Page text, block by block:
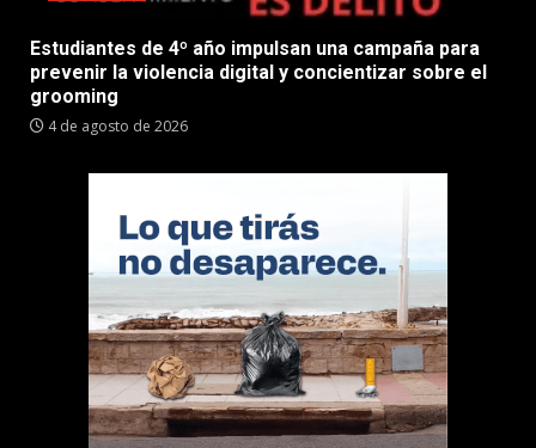
Estudiantes de 4º año impulsan una campaña para
prevenir la violencia digital y concientizar sobre el
grooming
4 de agosto de 2026